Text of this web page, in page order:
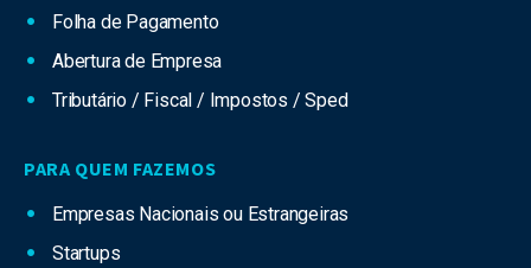
Folha de Pagamento
Abertura de Empresa
Tributário / Fiscal / Impostos / Sped
PARA QUEM FAZEMOS
Empresas Nacionais ou Estrangeiras
Startups